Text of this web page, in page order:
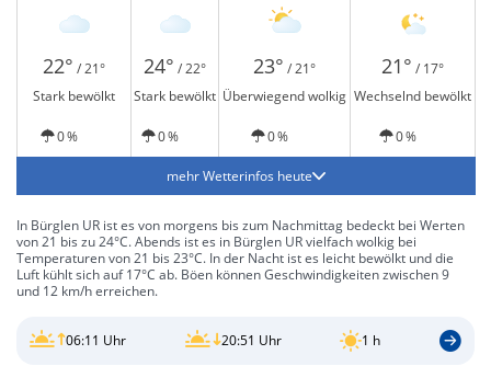
22° / 21° 24° / 22° 23° / 21° 21° / 17°
Stark bewölkt
Stark bewölkt Überwiegend wolkig Wechselnd bewölkt
0 % 0 % 0 % 0 %
mehr Wetterinfos heute
In Bürglen UR ist es von morgens bis zum Nachmittag bedeckt bei Werten
von 21 bis zu 24°C. Abends ist es in Bürglen UR vielfach wolkig bei
Temperaturen von 21 bis 23°C. In der Nacht ist es leicht bewölkt und die
Luft kühlt sich auf 17°C ab. Böen können Geschwindigkeiten zwischen 9
und 12 km/h erreichen.
06:11 Uhr 20:51 Uhr 1 h